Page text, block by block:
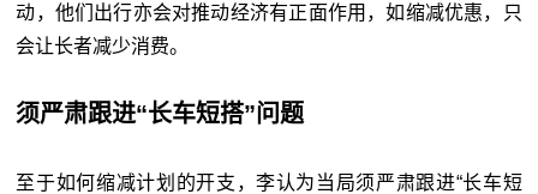
动，他们出行亦会对推动经济有正面作用，如缩减优惠，只
会让长者减少消费。
须严肃跟进“长车短搭”问题
至于如何缩减计划的开支，李认为当局须严肃跟进“长车短